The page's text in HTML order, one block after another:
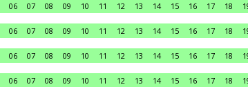
06 07 08 09 10 11 12 13 14 15 16 17 18
06 07 08 09 10 11 12 13 14 15 16 17 18
06 07 08 09 10 11 12 13 14 15 16 17 18
06 07 08 09 10 11 12 13 14 15 16 17 18